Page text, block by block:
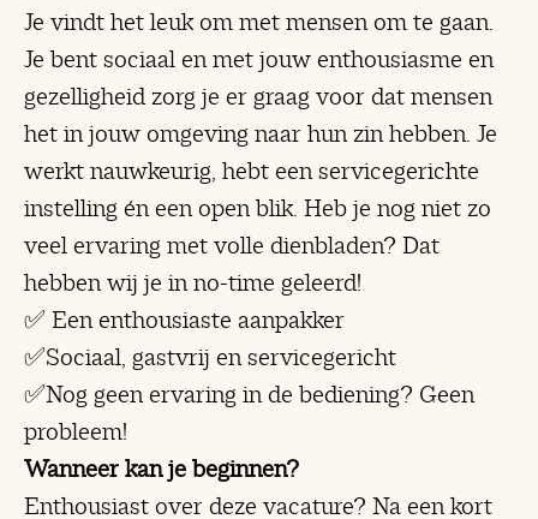
Je vindt het leuk om met mensen om te gaan.
Je bent sociaal en met jouw enthousiasme en
gezelligheid zorg je er graag voor dat mensen
het in jouw omgeving naar hun zin hebben. Je
werkt nauwkeurig, hebt een servicegerichte
instelling én een open blik. Heb je nog niet zo
veel ervaring met volle dienbladen? Dat
hebben wij je in no-time geleerd!
✅ Een enthousiaste aanpakker
✅Sociaal, gastvrij en servicegericht
✅Nog geen ervaring in de bediening? Geen
probleem!
Wanneer kan je beginnen?
Enthousiast over deze vacature? Na een kort